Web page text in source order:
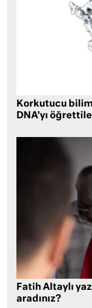
Korkutucu
DNA’yı
Fatih Altaylı
aradınız?